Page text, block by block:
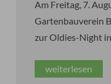
Ditzenbach
Am Freitag, 7.
zur Oldies-Night